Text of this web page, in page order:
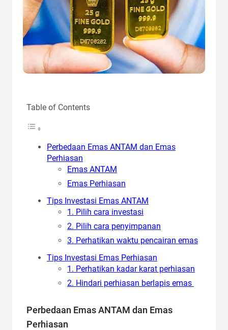
Table of Contents
Perbedaan Emas ANTAM dan Emas
Perhiasan
Emas ANTAM
Emas Perhiasan
Tips Investasi Emas ANTAM
1. Pilih cara investasi
2. Pilih cara penyimpanan
3. Perhatikan waktu pencairan emas
Tips Investasi Emas Perhiasan
1. Perhatikan kadar karat perhiasan
2. Hindari perhiasan berlapis emas
Perbedaan Emas ANTAM dan Emas
Perhiasan